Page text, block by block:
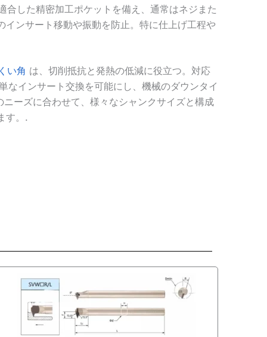
した精密加工ポケットを備え、通常はネジまた
ンサート移動や振動を防止。特に仕上げ工程や
い角 は、切削抵抗と発熱の低減に役立つ。対応
インサート交換を可能にし、機械のダウンタイ
ーズに合わせて、様々なシャンクサイズと構成
す。.